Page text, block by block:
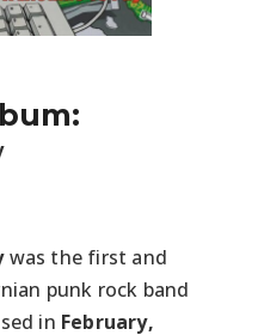
was the first and
punk rock band
in February,